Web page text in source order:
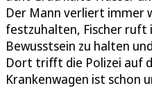
Der Mann verliert immer
festzuhalten, Fischer ruft
Bewusstsein zu halten
Dort trifft die Polizei auf
Krankenwagen ist schon